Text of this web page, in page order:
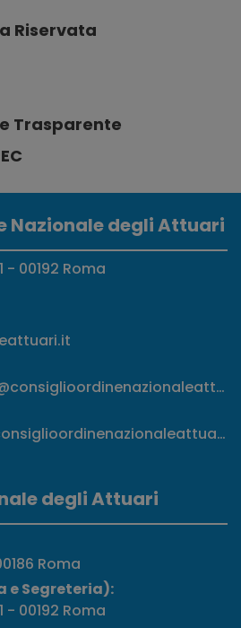
Riservata
Trasparente
Nazionale degli Attuari
- 00192 Roma
degli Attuari
Roma
e Segreteria):
- 00192 Roma